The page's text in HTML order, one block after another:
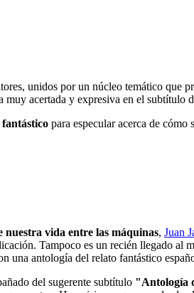
unidos por un núcleo temático que
muy acertada y expresiva en el
para especular acerca de
nuestra vida entre las máquinas, Juan
Tampoco es un recién llegado
una antología del relato fantástico
del sugerente subtítulo "Antología